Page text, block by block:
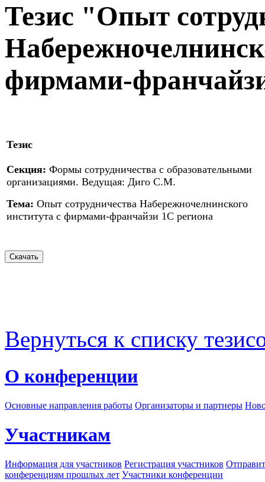
Тезис "Опыт
фирмами-
Тезис
Секция: Формы сотрудничества с образовательными
организациями. Ведущая: Диго С.М.
Тема: Опыт сотрудничества Набережночелнинского
института с фирмами-франчайзи 1С региона
Вернуться к списку
О конференции
Основные направления работы Организаторы и партнеры
Участникам
Информация для участников Регистрация участников
конференциям прошлых лет Участники конференции